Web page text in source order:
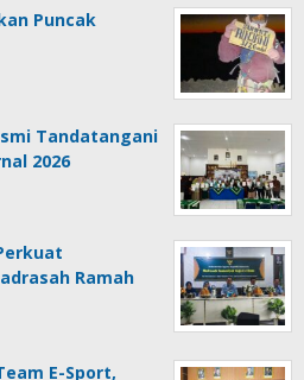
Puncak
Tandatangani
2026
Ramah
E-Sport,